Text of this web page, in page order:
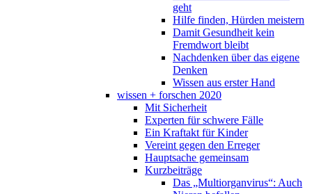
geht
Hilfe finden, Hürden meistern
Damit Gesundheit kein
Fremdwort bleibt
Nachdenken über das eigene
Denken
Wissen aus erster Hand
wissen + forschen 2020
Mit Sicherheit
Experten für schwere Fälle
Ein Kraftakt für Kinder
Vereint gegen den Erreger
Hauptsache gemeinsam
Kurzbeiträge
Das „Multiorganvirus“: Auch